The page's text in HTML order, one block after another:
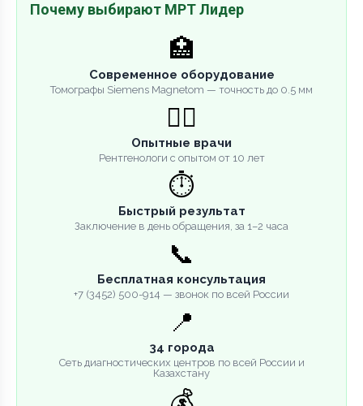
Почему выбирают МРТ Лидер
🏥
Современное оборудование
Томографы Siemens Magnetom — точность до 0.5 мм
👨‍⚕️
Опытные врачи
Рентгенологи с опытом от 10 лет
⏱️
Быстрый результат
Заключение в день обращения, за 1–2 часа
📞
Бесплатная консультация
+7 (3452) 500-914 — звонок по всей России
📍
34 города
Сеть диагностических центров по всей России и
Казахстану